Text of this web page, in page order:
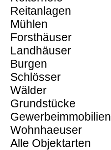
Reitanlagen
Mühlen
Forsthäuser
Landhäuser
Burgen
Schlösser
Wälder
Grundstücke
Gewerbeimmobilien
Wohnhaeuser
Alle Objektarten